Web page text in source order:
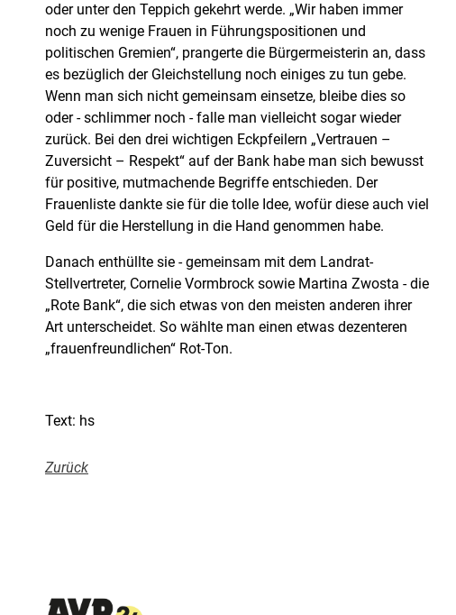
oder unter den Teppich gekehrt werde. „Wir haben immer
noch zu wenige Frauen in Führungspositionen und
politischen Gremien“, prangerte die Bürgermeisterin an, dass
es bezüglich der Gleichstellung noch einiges zu tun gebe.
Wenn man sich nicht gemeinsam einsetze, bleibe dies so
oder - schlimmer noch - falle man vielleicht sogar wieder
zurück. Bei den drei wichtigen Eckpfeilern „Vertrauen –
Zuversicht – Respekt“ auf der Bank habe man sich bewusst
für positive, mutmachende Begriffe entschieden. Der
Frauenliste dankte sie für die tolle Idee, wofür diese auch viel
Geld für die Herstellung in die Hand genommen habe.
Danach enthüllte sie - gemeinsam mit dem Landrat-
Stellvertreter, Cornelie Vormbrock sowie Martina Zwosta - die
„Rote Bank“, die sich etwas von den meisten anderen ihrer
Art unterscheidet. So wählte man einen etwas dezenteren
„frauenfreundlichen“ Rot-Ton.
Text: hs
Zurück